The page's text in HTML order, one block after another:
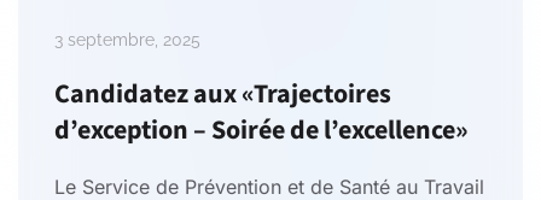
3 septembre, 2025
Candidatez aux «Trajectoires
d’exception – Soirée de l’excellence»
Le Service de Prévention et de Santé au Travail